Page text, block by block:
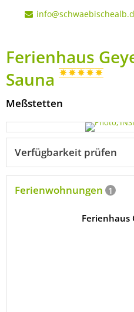
Ferienhaus
Sauna
Meßstetten
Verfügbarkeit prüfen
Ferienwohnungen 1
Ferienhaus